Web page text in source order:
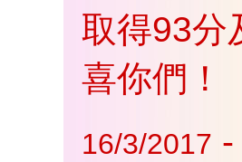
取得93分
喜你們！
16/3/2017 -